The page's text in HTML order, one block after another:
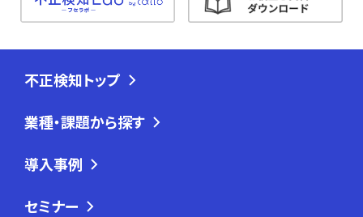
不正検知トップ
業種・課題から探す
導入事例
セミナー